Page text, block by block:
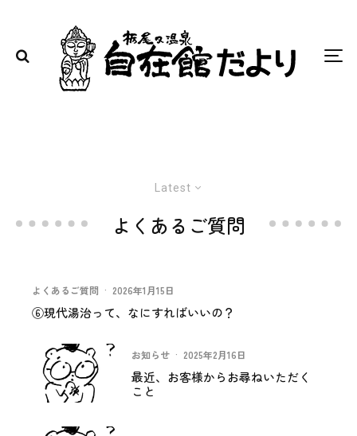
Latest
よくあるご質問
よくあるご質問 · 2026年1月15日
⑥現代湯治って、なにすればいいの？
お知らせ · 2025年2月16日
最近、お客様からお尋ねいただく
こと